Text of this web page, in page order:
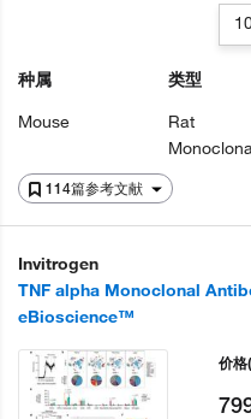
114篇参考文献
种属
Mouse
类型
Rat
Invitrogen
TNF alpha Monoclonal
eBioscience™
价格